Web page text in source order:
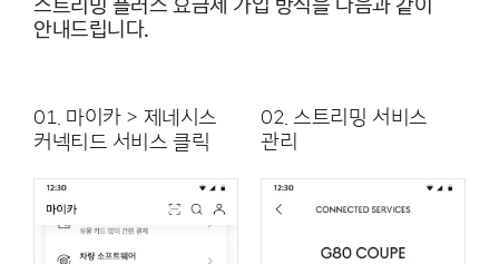
안내드립니다.
01. 마이카 > 제네시스
커넥티드 서비스 클릭
02. 스트리밍 서비스
관리